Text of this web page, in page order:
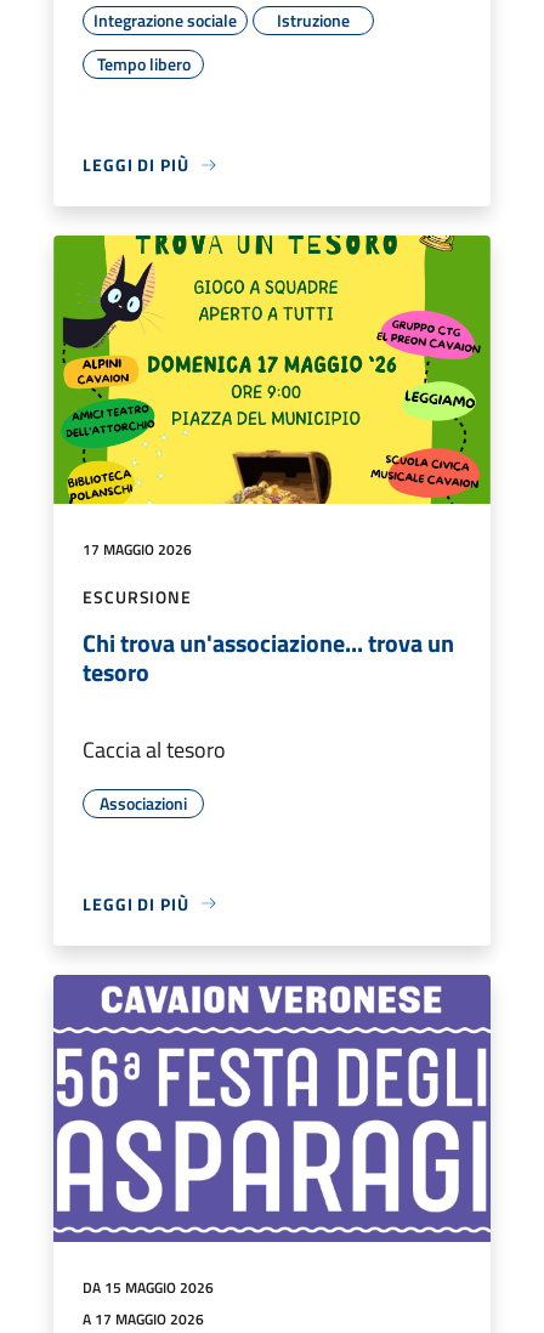
Integrazione sociale
Istruzione
Tempo libero
LEGGI DI PIÙ
17 MAGGIO 2026
ESCURSIONE
Chi trova un'associazione... trova un
tesoro
Caccia al tesoro
Associazioni
LEGGI DI PIÙ
DA 15 MAGGIO 2026
A 17 MAGGIO 2026